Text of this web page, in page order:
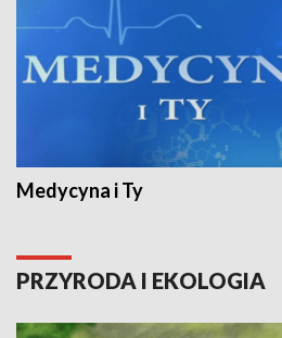
Medycyna i Ty
PRZYRODA I EKOLOGIA